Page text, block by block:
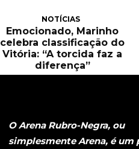
NOTÍCIAS
Emocionado, Marinho
celebra classificação do
Vitória: “A torcida faz a
diferença”
O Arena Rubro-Negra, ou
simplesmente Arena, é um